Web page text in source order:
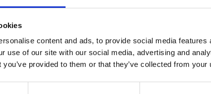
content and ads, to provide social media
use of our site with our social media, advertising and
you’ve provided to them or that they’ve collected from
så du undgår kompatibilitetsproblemer.
op og tage det ned uden værktøj.